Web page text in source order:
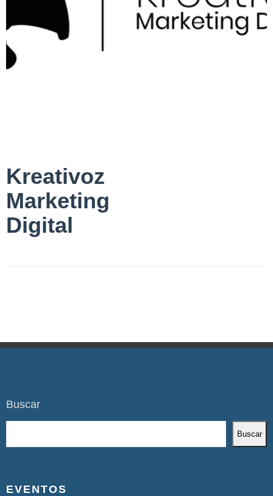
Kreativoz
Marketing
Digital
Buscar
Buscar
EVENTOS